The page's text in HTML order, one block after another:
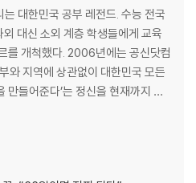
는 대한민국 공부 레전드. 수능 전국
대신 소외 계층 학생들에게 교육
를 개척했다. 2006년에는 공신닷컴
지역에 상관없이 대한민국 모든
만들어준다’는 정신을 현재까지 실
명에 달한다. 지금껏 출간한 도서들
만 부 이상 판매되었고, [공부의